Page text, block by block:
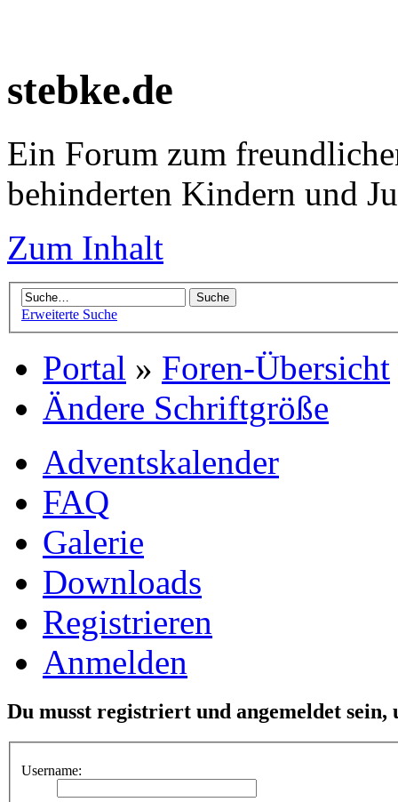
stebke.de
Ein Forum zum
behinderten Kindern und
Zum Inhalt
Erweiterte Suche
Portal » Foren-Übersicht
Ändere Schriftgröße
Adventskalender
FAQ
Galerie
Downloads
Registrieren
Anmelden
Du musst registriert und angemeldet sein,
Username: